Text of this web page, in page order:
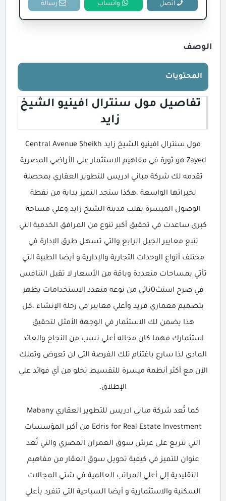
اتصل واتساب رسالة
الوصف
المحتويات
تفاصيل مول سنترال افينيو الشيخ
زايد
مول سنترال افينيو الشيخ زايد Central Avenue Sheikh
Zayed هو ثورة في مفاهيم الاستثمار علي الأراضي المصرية
تقدمه لك شركة مباني ادريس للتطوير العقاري بمحصلة
لخبراتها الواسعة ،هكذا ستجد التميز بداية من نقطة
الوصول الميسرة بقلب مدينة الشيخ زايد وعلي مساحة
كبرى ساعدت في تحقيق أكبر تنوع من المرافق الخدمية التي
تتبع معايير الجيل الرابع والتي تسهل طرق الإدارة في
مختلف أنواع الوحدات التجارية والإدارية و أيضا الطبية التي
تأتي بمساحات متعددة وباقة من الأسعار لا تقبل التنافس
في صرح استث0نائي من نوعه متعدد الاستخدامات يظهر
بتصميم معماري فريد وأعلي معايير في رحلة الإنشاء ،كل
هذا يضمن لك الاستثمار في الوجهة الأمثل لتحقيق
استثمارك مهما كان مجاله أعلي نسب من النجاح والعائد
المادي لذا سارع باغتنام تلك الفرصة التي لن تعوض وتملك
الآن مع أكثر أنظمة ميسرة للتقسيط تخلو من أي فوائد علي
الإطلاق.
كما تُعد شركة مباني ادريس للتطوير العقاري Mabany
Edris for Real Estate Investment من أكبر المؤسسات
التي تتربع على عرش سوق العمران المصري والتي تُعد
عنوان للتميز في كيفية تحويل سوق العقار من مفاهيم
التقليدية إلي أعلي المراتب العالمية في شتي المجالات
السكنية والاستثمارية و أيضا السياحية التي تنفرد بأعلي